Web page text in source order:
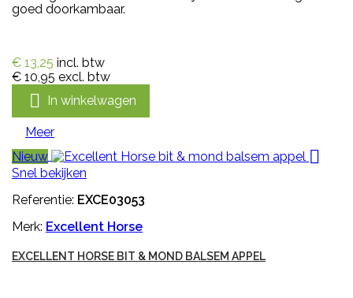
goed doorkambaar.
€ 13,25 incl. btw
€ 10,95 excl. btw
 In winkelwagen
Meer
Nieuw

Snel bekijken
Referentie: EXCE03053
Merk: Excellent Horse
EXCELLENT HORSE BIT & MOND BALSEM APPEL